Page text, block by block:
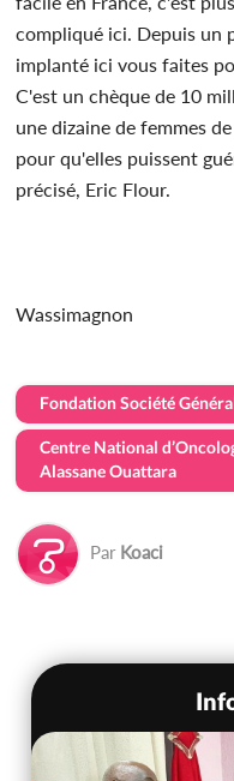
compliqué ici. Depuis un
implanté ici vous faites
C'est un chèque de 10
une dizaine de femmes
pour qu'elles puissent
précisé, Eric Flour.
Wassimagnon
Fondation Société
Centre National
Alassane Ouattara
Par Koaci